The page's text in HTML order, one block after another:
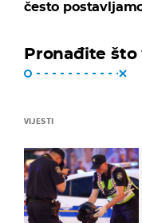
često
Pronađite što
VIJESTI